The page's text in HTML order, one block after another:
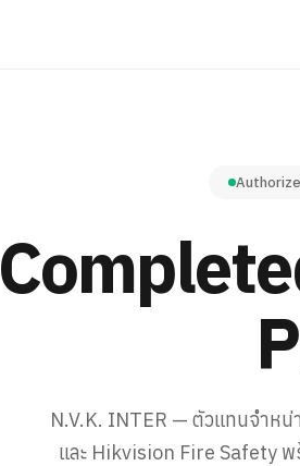
N.V.K. INTER — ตัวแทนจำห
และ Hikvision Fire Safety